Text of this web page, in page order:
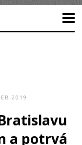
2019
a potrvá